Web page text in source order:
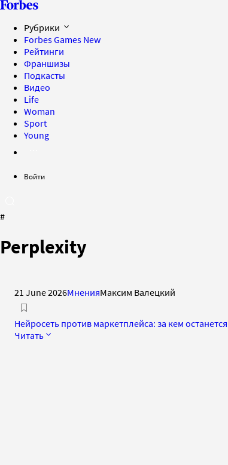
Рубрики
Forbes Games New
Рейтинги
Франшизы
Подкасты
Видео
Life
Woman
Sport
Young
Войти
#
Perplexity
21 June 2026МненияМаксим Валецкий
Нейросеть против маркетплейса: за кем
Читать